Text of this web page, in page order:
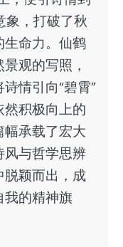
象，打破了秋
生命力。仙鹤
观的写照，
情引向“碧霄”
积极向上的
承载了宏大
风与哲学思辨
脱颖而出，成
我的精神旗